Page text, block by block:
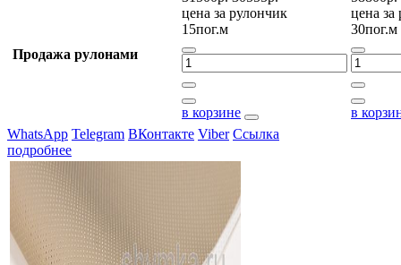
Продажа рулонами
цена за рулончик
15пог.м
в корзине
цена за
30пог.м
в
WhatsApp Telegram ВКонтакте Viber Ссылка
подробнее